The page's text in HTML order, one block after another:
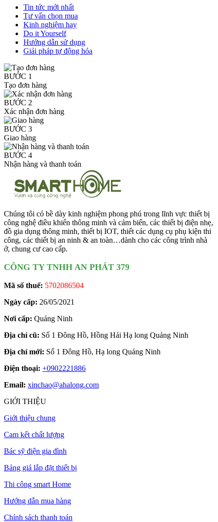
Tin tức mới nhất
Tư vấn chọn mua
Kinh nghiệm hay
Do it Yourself
Hướng dẫn sử dụng
Giải pháp tự động hóa
BƯỚC 1
Tạo đơn hàng
BƯỚC 2
Xác nhận đơn hàng
BƯỚC 3
Giao hàng
BƯỚC 4
Nhận hàng và thanh toán
Chúng tôi có bề dày kinh nghiệm phong phú trong lĩnh vực thiết bị
công nghệ điều khiển thông minh và cảm biến, các thiết bị điện nhẹ,
đồ gia dụng thông minh, thiết bị IOT, thiết các dụng cụ phụ kiện thi
công, các thiết bị an ninh & an toàn…dành cho các công trình nhà
ở, chung cư cao cấp.
CÔNG TY TNHH AN PHÁT 379
Mã số thuế: 5702086504
Ngày cấp: 26/05/2021
Nơi cấp: Quảng Ninh
Địa chỉ cũ: Số 1 Đông Hồ, Hồng Hải Hạ long Quảng Ninh
Địa chỉ mới: Số 1 Đông Hồ, Hạ long Quảng Ninh
Điện thoại: +0902221886
Email: xinchao@ahalong.com
GIỚI THIỆU
Giới thiệu chung
Cam kết chất lượng
Bác sỹ điện gia đình
Bảng giá lắp đặt thiết bị
Thi công smart Home
Hướng dẫn mua hàng
Chính sách thanh toán